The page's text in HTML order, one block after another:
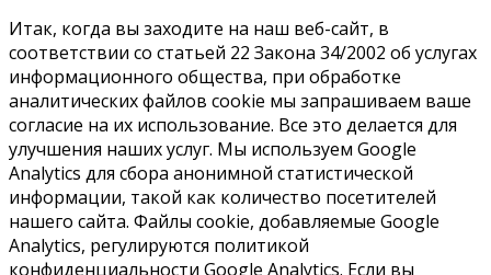
Итак, когда вы заходите на наш веб-сайт, в
соответствии со статьей 22 Закона 34/2002 об услугах
информационного общества, при обработке
аналитических файлов cookie мы запрашиваем ваше
согласие на их использование. Все это делается для
улучшения наших услуг. Мы используем Google
Analytics для сбора анонимной статистической
информации, такой как количество посетителей
нашего сайта. Файлы cookie, добавляемые Google
Analytics, регулируются политикой
конфиденциальности Google Analytics. Если вы